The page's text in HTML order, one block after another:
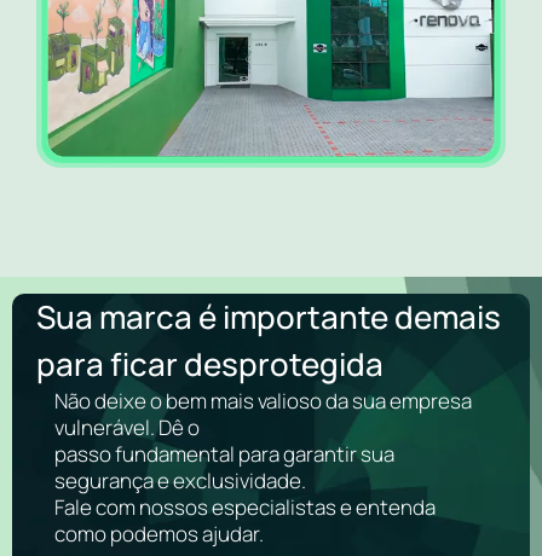
Sua marca é importante demais
para ficar desprotegida
Não deixe o bem mais valioso da sua empresa
vulnerável. Dê o
passo fundamental para garantir sua
segurança e exclusividade.
Fale com nossos especialistas e entenda
como podemos ajudar.